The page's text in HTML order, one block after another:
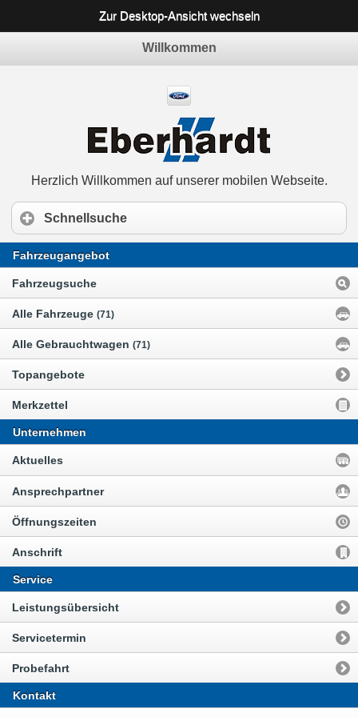
Zur Desktop-Ansicht wechseln
Willkommen
Herzlich Willkommen auf unserer mobilen Webseite.
Schnellsuche
Fahrzeugangebot
Fahrzeugsuche
Alle Fahrzeuge (71)
Alle Gebrauchtwagen (71)
Topangebote
Merkzettel
Unternehmen
Aktuelles
Ansprechpartner
Öffnungszeiten
Anschrift
Service
Leistungsübersicht
Servicetermin
Probefahrt
Kontakt